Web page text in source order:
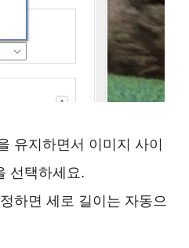
유지하면서 이미지 사이
선택하세요.
하면 세로 길이는 자동으